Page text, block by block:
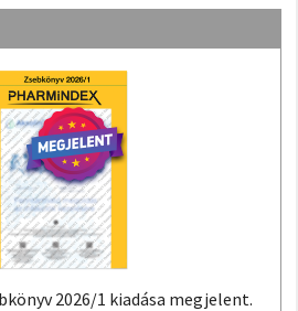
2026/1 kiadása megjelent.